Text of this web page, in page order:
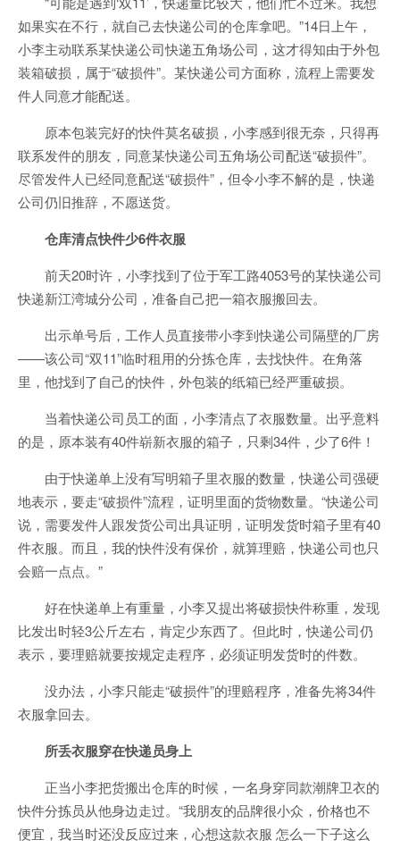
如果实在不行，就自己去快递公司的仓库拿吧。”14日上午，
小李主动联系某快递公司快递五角场公司，这才得知由于外包
装箱破损，属于“破损件”。某快递公司方面称，流程上需要发
件人同意才能配送。
原本包装完好的快件莫名破损，小李感到很无奈，只得再
联系发件的朋友，同意某快递公司五角场公司配送“破损件”。
尽管发件人已经同意配送“破损件”，但令小李不解的是，快递
公司仍旧推辞，不愿送货。
仓库清点快件少6件衣服
前天20时许，小李找到了位于军工路4053号的某快递公司
快递新江湾城分公司，准备自己把一箱衣服搬回去。
出示单号后，工作人员直接带小李到快递公司隔壁的厂房
——该公司“双11”临时租用的分拣仓库，去找快件。在角落
里，他找到了自己的快件，外包装的纸箱已经严重破损。
当着快递公司员工的面，小李清点了衣服数量。出乎意料
的是，原本装有40件崭新衣服的箱子，只剩34件，少了6件！
由于快递单上没有写明箱子里衣服的数量，快递公司强硬
地表示，要走“破损件”流程，证明里面的货物数量。“快递公司
说，需要发件人跟发货公司出具证明，证明发货时箱子里有40
件衣服。而且，我的快件没有保价，就算理赔，快递公司也只
会赔一点点。”
好在快递单上有重量，小李又提出将破损快件称重，发现
比发出时轻3公斤左右，肯定少东西了。但此时，快递公司仍
表示，要理赔就要按规定走程序，必须证明发货时的件数。
没办法，小李只能走“破损件”的理赔程序，准备先将34件
衣服拿回去。
所丢衣服穿在快递员身上
正当小李把货搬出仓库的时候，一名身穿同款潮牌卫衣的
快件分拣员从他身边走过。“我朋友的品牌很小众，价格也不
便宜，我当时还没反应过来，心想这款衣服 怎么一下子这么